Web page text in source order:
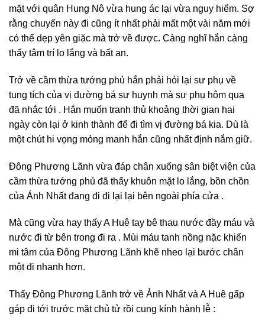
mặt với quân Hung Nô vừa hung ác lại vừa nguy hiểm. Sợ
rằng chuyến này đi cũng ít nhất phải mất một vài năm mới
có thể dẹp yên giặc mà trở về được. Càng nghĩ hắn càng
thấy tâm trí lo lắng và bất an.
Trở về cầm thừa tướng phủ hắn phải hỏi lại sư phụ về
tung tích của vị đường bá sư huynh mà sư phụ hôm qua
đã nhắc tới . Hắn muốn tranh thủ khoảng thời gian hai
ngày còn lại ở kinh thành để đi tìm vị đường bá kia. Dù là
một chút hi vọng mỏng manh hắn cũng nhất định nắm giữ.
Đông Phương Lãnh vừa đáp chân xuống sân biệt viện của
cầm thừa tướng phủ đã thấy khuôn mặt lo lắng, bồn chồn
của Ánh Nhất đang đi đi lại lại bên ngoài phía cửa .
Mà cũng vừa hay thấy A Huê tay bê thau nước đầy máu và
nước đi từ bên trong đi ra . Mùi máu tanh nồng nặc khiến
mi tâm của Đông Phương Lãnh khẽ nheo lại bước chân
một đi nhanh hơn.
Thấy Đông Phương Lãnh trở về Ảnh Nhất và A Huê gấp
gáp đi tới trước mặt chủ tử rồi cung kính hành lễ :